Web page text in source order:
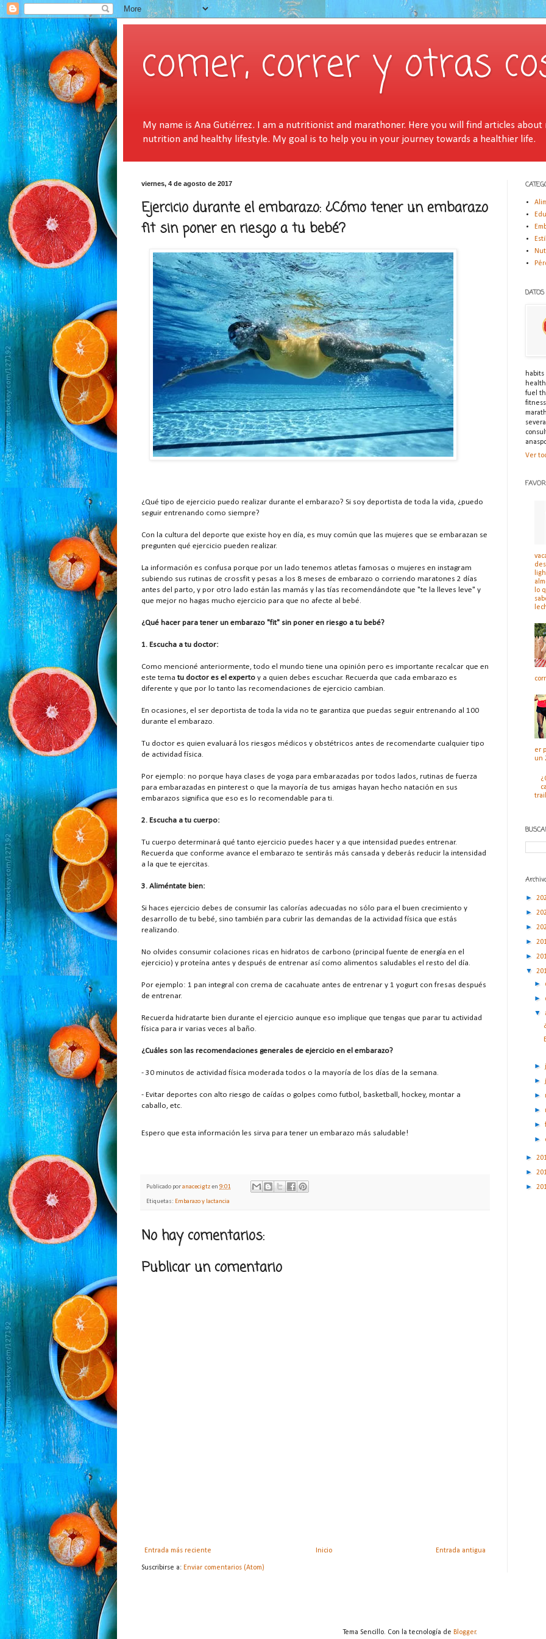
comer, correr y otras
My name is Ana Gutiérrez. I am a nutritionist and marathoner. Here you will find articles
nutrition and healthy lifestyle. My goal is to help you in your journey towards a healthier life.
viernes, 4 de agosto de 2017
Ejercicio durante el embarazo: ¿Cómo tener un embarazo
fit sin poner en riesgo a tu bebé?
¿Qué tipo de ejercicio puedo realizar durante el embarazo? Si soy deportista de toda la vida, ¿puedo
seguir entrenando como siempre?
Con la cultura del deporte que existe hoy en día, es muy común que las mujeres que se embarazan se
pregunten qué ejercicio pueden realizar.
La información es confusa porque por un lado tenemos atletas famosas o mujeres en instagram
subiendo sus rutinas de crossfit y pesas a los 8 meses de embarazo o corriendo maratones 2 días
antes del parto, y por otro lado están las mamás y las tías recomendándote que "te la lleves leve" y
que mejor no hagas mucho ejercicio para que no afecte al bebé.
¿Qué hacer para tener un embarazo "fit" sin poner en riesgo a tu bebé?
1. Escucha a tu doctor:
Como mencioné anteriormente, todo el mundo tiene una opinión pero es importante recalcar que en
este tema tu doctor es el experto y a quien debes escuchar. Recuerda que cada embarazo es
diferente y que por lo tanto las recomendaciones de ejercicio cambian.
En ocasiones, el ser deportista de toda la vida no te garantiza que puedas seguir entrenando al 100
durante el embarazo.
Tu doctor es quien evaluará los riesgos médicos y obstétricos antes de recomendarte cualquier tipo
de actividad física.
Por ejemplo: no porque haya clases de yoga para embarazadas por todos lados, rutinas de fuerza
para embarazadas en pinterest o que la mayoría de tus amigas hayan hecho natación en sus
embarazos significa que eso es lo recomendable para ti.
2. Escucha a tu cuerpo:
Tu cuerpo determinará qué tanto ejercicio puedes hacer y a que intensidad puedes entrenar.
Recuerda que conforme avance el embarazo te sentirás más cansada y deberás reducir la intensidad
a la que te ejercitas.
3. Aliméntate bien:
Si haces ejercicio debes de consumir las calorías adecuadas no sólo para el buen crecimiento y
desarrollo de tu bebé, sino también para cubrir las demandas de la actividad física que estás
realizando.
No olvides consumir colaciones ricas en hidratos de carbono (principal fuente de energía en el
ejercicio) y proteína antes y después de entrenar así como alimentos saludables el resto del día.
Por ejemplo: 1 pan integral con crema de cacahuate antes de entrenar y 1 yogurt con fresas después
de entrenar.
Recuerda hidratarte bien durante el ejercicio aunque eso implique que tengas que parar tu actividad
física para ir varias veces al baño.
¿Cuáles son las recomendaciones generales de ejercicio en el embarazo?
- 30 minutos de actividad física moderada todos o la mayoría de los días de la semana.
- Evitar deportes con alto riesgo de caídas o golpes como futbol, basketball, hockey, montar a
caballo, etc.
Espero que esta información les sirva para tener un embarazo más saludable!
Publicado poranacecigtzen 9:01
Etiquetas: Embarazo y lactancia
No hay comentarios:
Publicar un comentario
Entrada más reciente Entrada antigua
Inicio
Suscribirse a: Enviar comentarios (Atom)
fuel
Ver
lo
er
un
►
►
►
►
►
▼
►
►
▼
►
►
►
►
►
►
►
►
►
Tema Sencillo. Con la tecnología de Blogger.